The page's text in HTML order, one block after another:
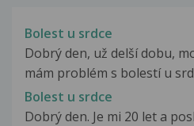
Bolest u srdce
Dobrý den, už delší dobu,
mám problém s bolestí u
Bolest u srdce
Dobrý den. Je mi 20 let a